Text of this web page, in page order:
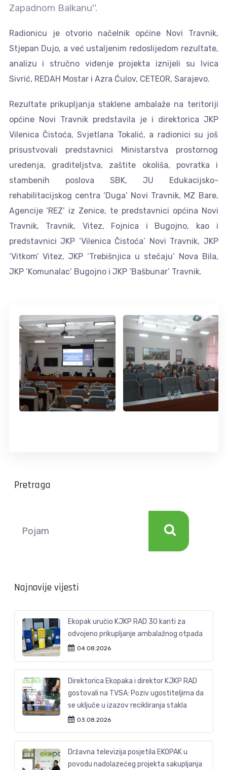
Zapadnom Balkanu''.
Radionicu je otvorio načelnik općine Novi Travnik,
Stjepan Dujo, a već ustaljenim redoslijedom rezultate,
analizu i stručno viđenje projekta iznijeli su Ivica
Sivrić, REDAH Mostar i Azra Ćulov, CETEOR, Sarajevo.
Rezultate prikupljanja staklene ambalaže na teritoriji
općine Novi Travnik predstavila je i direktorica JKP
Vilenica Čistoća, Svjetlana Tokalić, a radionici su još
prisustvovali predstavnici Ministarstva prostornog
uređenja, graditeljstva, zaštite okoliša, povratka i
stambenih poslova SBK, JU Edukacijsko-
rehabilitacijskog centra ‘Duga’ Novi Travnik, MZ Bare,
Agencije ‘REZ’ iz Zenice, te predstavnici općina Novi
Travnik, Travnik, Vitez, Fojnica i Bugojno, kao i
predstavnici JKP ‘Vilenica Čistoća’ Novi Travnik, JKP
‘Vitkom’ Vitez, JKP ‘Trebišnjica u stečaju’ Nova Bila,
JKP ‘Komunalac’ Bugojno i JKP ‘Bašbunar’ Travnik.
Pretraga
Najnovije vijesti
Ekopak uručio KJKP RAD 30 kanti za
odvojeno prikupljanje ambalažnog otpada
04.08.2026
Direktorica Ekopaka i direktor KJKP RAD
gostovali na TVSA: Poziv ugostiteljima da
se uključe u izazov recikliranja stakla
03.08.2026
Državna televizija posjetila EKOPAK u
povodu nadolazećeg projekta sakupljanja